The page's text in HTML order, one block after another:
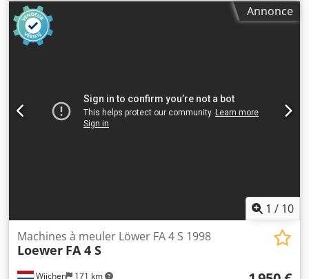
Poids : 240 kg Réglage de la hauteur : 0 à 150 mm Dodpfx
Asznvd Sjldsck Longueur de la table : 950 mm Puissance
du moteur : 3,0 CV (2,2 kW) Tension du moteur : 3 x 400 V
Annonce
1 / 10
Wijchen 171 km
Machines à meuler Löwer FA 4 S 1998
Loewer FA 4 S